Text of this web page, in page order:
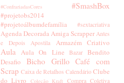
#ConfrariadasCores #SmashBox
#projetobs2014
#projetoálbumdefamília
#sextacriativa
Agenda DecoradaAmiga Scrapper Antes
e Depois
Apostila Armazém Criativo
Aula Aula On Line Bazar
Bendito
Desafio
Bicho Grillo Café com
Scrap Caixa de Retalhos Calendário Clube
do Livro
Coleção Kraft Compra Coletiva